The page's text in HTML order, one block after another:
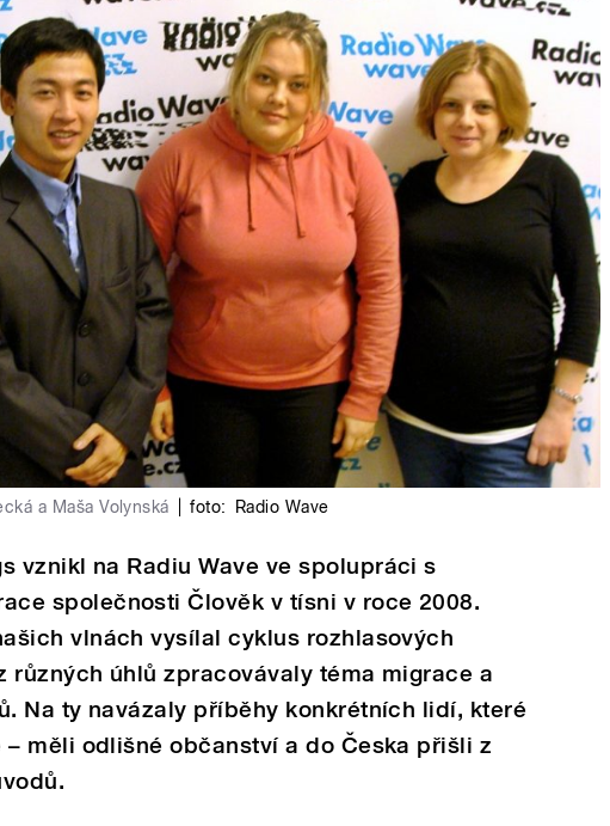
a Maša Volynská foto: Radio Wave
vznikl na Radiu Wave ve spolupráci s
společnosti Člověk v tísni v roce 2008.
vlnách vysílal cyklus rozhlasových
různých úhlů zpracovávaly téma migrace a
Na ty navázaly příběhy konkrétních lidí, které
měli odlišné občanství a do Česka přišli z